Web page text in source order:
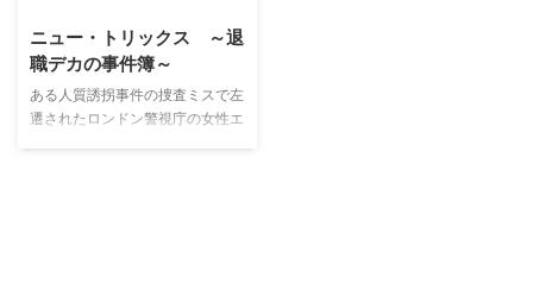
ニュー・トリックス ～退
職デカの事件簿～
ある人質誘拐事件の捜査ミスで左
遷されたロンドン警視庁の女性エ